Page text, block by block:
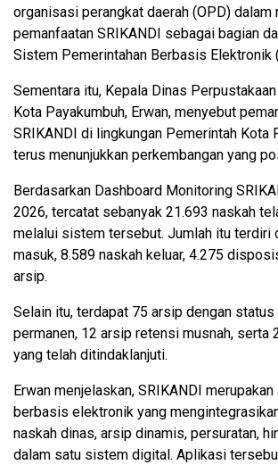
organisasi perangkat daerah (OPD) dalam
pemanfaatan SRIKANDI sebagai bagian
Sistem Pemerintahan Berbasis Elektronik
Sementara itu, Kepala Dinas
Kota Payakumbuh, Erwan, menyebut
SRIKANDI di lingkungan Pemerintah Kota
terus menunjukkan perkembangan yang
Berdasarkan Dashboard Monitoring
2026, tercatat sebanyak 21.693 naskah
melalui sistem tersebut. Jumlah itu terdiri
masuk, 8.589 naskah keluar, 4.275
arsip.
Selain itu, terdapat 75 arsip dengan
permanen, 12 arsip retensi musnah, serta
yang telah ditindaklanjuti.
Erwan menjelaskan, SRIKANDI
berbasis elektronik yang
naskah dinas, arsip dinamis, persuratan,
dalam satu sistem digital. Aplikasi